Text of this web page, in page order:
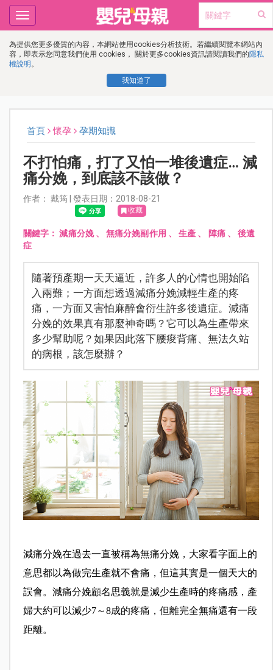
為提供您更多優質的內容，本網站使用cookies分析技術。若繼續閱覽本網站內
容，即表示您同意我們使用 cookies， 關於更多cookies資訊請閱讀我們的隱私
權說明 。
我知道了
Toggle
navigation
首頁 懷孕 孕期知識
不打怕痛，打了又怕一堆後遺症… 減
痛分娩，到底該不該做？
作者： 戴筠 | 發表日期：2018-08-21
收藏
關鍵字：減痛分娩、無痛分娩副作用 、生產 、 陣痛、 後遺
症
隨著預產期一天天逼近，許多人的心情也開始陷
入兩難；一方面想透過減痛分娩減輕生產的疼
痛，一方面又害怕麻醉會衍生許多後遺症。減痛
分娩的效果真有那麼神奇嗎？它可以為生產帶來
多少幫助呢？如果因此落下腰痠背痛、無法久站
的病根，該怎麼辦？
減痛分娩在過去一直被稱為無痛分娩，大家看字面上的
意思都以為做完生產就不會痛，但這其實是一個天大的
誤會。減痛分娩顧名思義就是減少生產時的疼痛感，產
婦大約可以減少7～8成的疼痛，但離完全無痛還有一段
距離。